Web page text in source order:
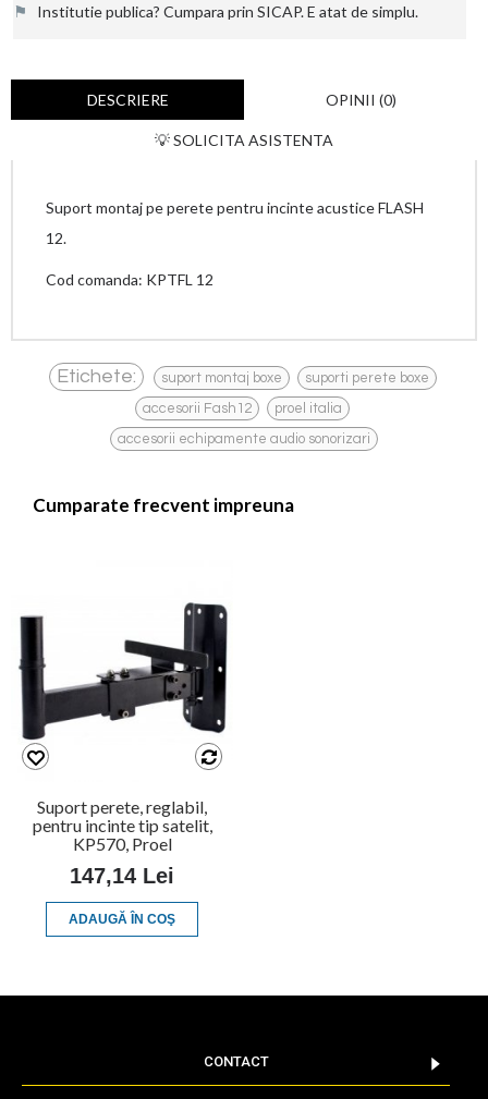
⚑ Institutie publica? Cumpara prin SICAP. E atat de simplu.
DESCRIERE OPINII (0)
💡 SOLICITA ASISTENTA
Suport montaj pe perete pentru incinte acustice FLASH
12.
Cod comanda: KPTFL 12
Etichete: suport montaj boxe , suporti perete boxe ,
accesorii Fash12 proel italia
accesorii echipamente audio sonorizari
Cumparate frecvent impreuna
Suport perete, reglabil,
pentru incinte tip satelit,
KP570, Proel
147,14 Lei
ADAUGĂ ÎN COŞ
CONTACT